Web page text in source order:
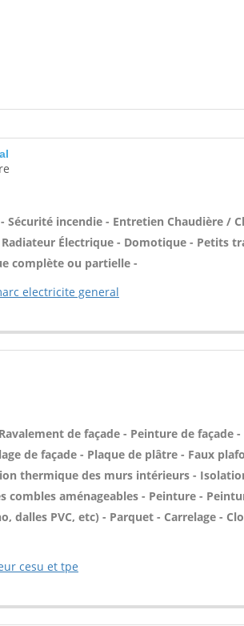
Sécurité incendie - Entretien Chaudière /
Électrique - Domotique - Petits
complète ou partielle -
electricite general
de façade - Peinture de
de façade - Plaque de plâtre - Faux
thermique des murs intérieurs -
combles aménageables - Peinture -
dalles PVC, etc) - Parquet - Carrelage -
cesu et tpe